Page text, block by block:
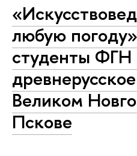
любую
студенты ФГН
Великом
Пскове